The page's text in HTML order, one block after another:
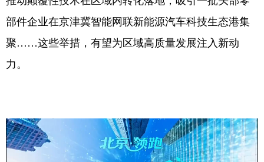
部件企业在京津冀智能网联新能源汽车科技生态港集
聚……这些举措，有望为区域高质量发展注入新动
力。